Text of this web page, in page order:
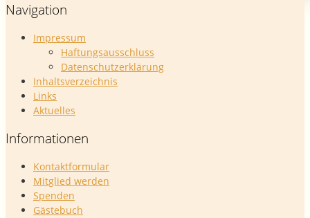
Navigation
Impressum
Haftungsausschluss
Datenschutzerklärung
Inhaltsverzeichnis
Links
Aktuelles
Informationen
Kontaktformular
Mitglied werden
Spenden
Gästebuch